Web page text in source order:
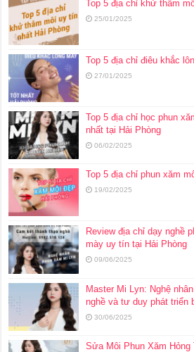
Top 5 địa chỉ khử thâm
25/01/2025
Top 5 địa chỉ điêu khắc
27/01/2025
Top 5 địa chỉ học phun
nhất tại Hải Phòng
06/02/2025
Top 5 địa chỉ phun xăm
19/02/2025
Review địa chỉ dạy nghề
mày uy tín tại Hải Phòng
09/06/2025
Master Mi Lyn: Nghệ
nghề và tư duy phát triển
30/06/2025
Sửa Môi Phun Xăm Hỏng